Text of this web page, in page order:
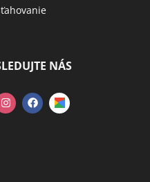
NÁS